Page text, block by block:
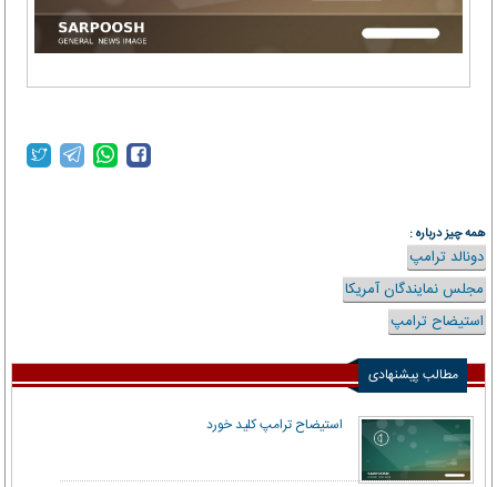
همه چیز درباره :
دونالد ترامپ
مجلس نمایندگان آمریکا
استیضاح ترامپ
مطالب پیشنهادی
استیضاح ترامپ کلید خورد